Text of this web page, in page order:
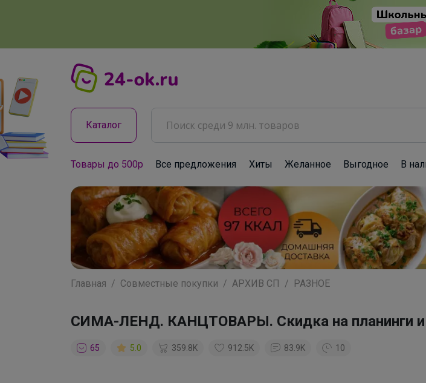
Каталог
Товары до 500р Все предложения Хиты Желанное Выгодное В
Главная Совместные покупки АРХИВ СП РАЗНОЕ
СИМА-ЛЕНД. КАНЦТОВАРЫ. Скидка на планинги и
65 5.0 359.8K 912.5K 83.9K 10